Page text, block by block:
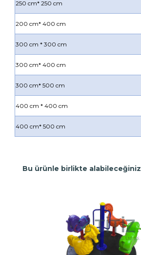
250 cm* 250 cm
200 cm* 400 cm
300 cm * 300 cm
300 cm* 400 cm
300 cm* 500 cm
400 cm * 400 cm
400 cm* 500 cm
Bu ürünle birlikte alabileceğiniz